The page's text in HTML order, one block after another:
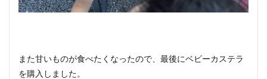
また甘いものが食べたくなったので、最後にベビーカステラ
を購入しました。